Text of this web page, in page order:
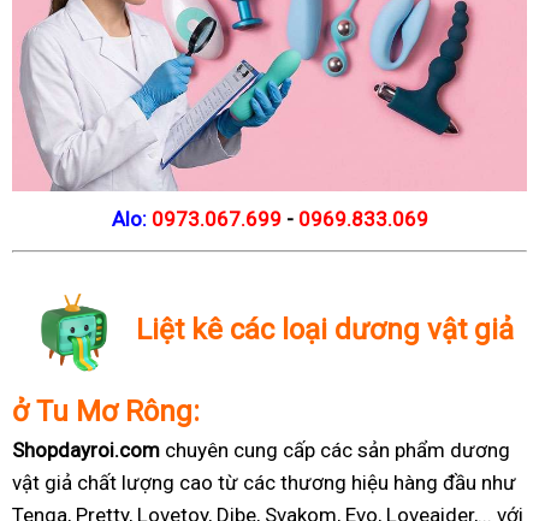
Alo: 0973.067.699 - 0969.833.069
Liệt kê các loại dương vật giả
ở Tu Mơ Rông:
Shopdayroi.com chuyên cung cấp các sản phẩm dương
vật giả chất lượng cao từ các thương hiệu hàng đầu như
Tenga, Pretty, Lovetoy, Dibe, Svakom, Evo, Loveaider,... với